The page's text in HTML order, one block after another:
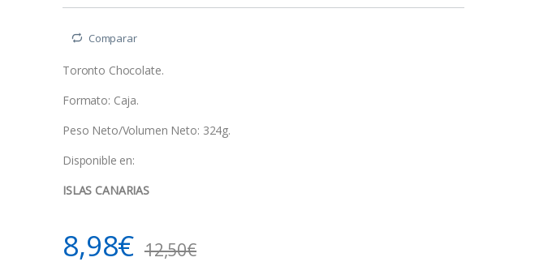
Comparar
Toronto Chocolate.
Formato: Caja.
Peso Neto/Volumen Neto: 324g.
Disponible en:
ISLAS CANARIAS
8,98€ 12,50€